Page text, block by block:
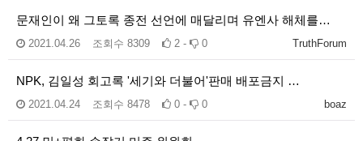
문재인이 왜 그토록 종전 선언에 매달리며 유엔사 해체를…
TruthForum
2021.04.26 조회수 8309 2 - 0
NPK, 김일성 회고록 '세기와 더불어'판매 배포금지 …
boaz
2021.04.24 조회수 8478 0 - 0